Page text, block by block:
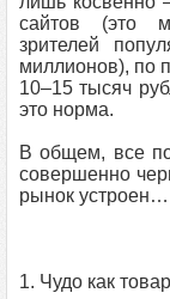
сайтов (это
зрителей
миллионов), по
10–15 тысяч
это норма.
В общем, все
совершенно
рынок устроен…
1. Чудо как товар